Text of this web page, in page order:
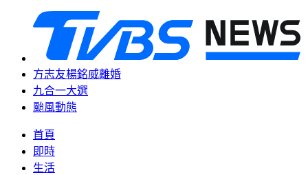
方志友楊銘威離婚
九合一大選
颱風動態
首頁
即時
生活